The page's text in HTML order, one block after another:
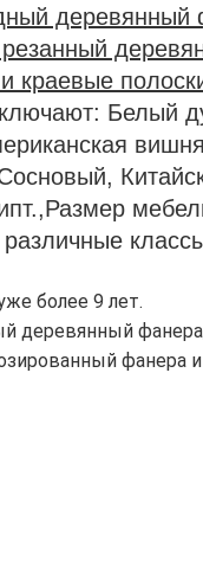
деревянный
краевые
Белый
более 9 лет.
деревянный
фанера и